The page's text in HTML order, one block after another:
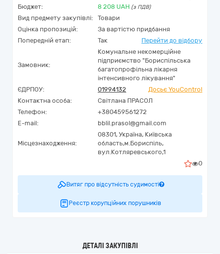
Бюджет: 8 208 UAH (з ПДВ)
Вид предмету закупівлі:
Товари
Оцінка пропозицій:
За вартістю придбання
Попередній етап:
Так Перейти до відбору
Замовник:
Комунальне некомерційне
підприємство "Бориспільська
багатопрофільна лікарня
інтенсивного лікування"
ЄДРПОУ:
01994132
Досьє YouControl
Контактна особа:
Світлана ПРАСОЛ
Телефон:
+380459561272
E-mail:
bblil.prasol@gmail.com
Місцезнаходження:
08301, Україна, Київська
область,м.Бориспіль,
вул.Котляревського,1
0
Витяг про відсутність судимості
Реєстр корупційних порушників
ДЕТАЛІ ЗАКУПІВЛІ